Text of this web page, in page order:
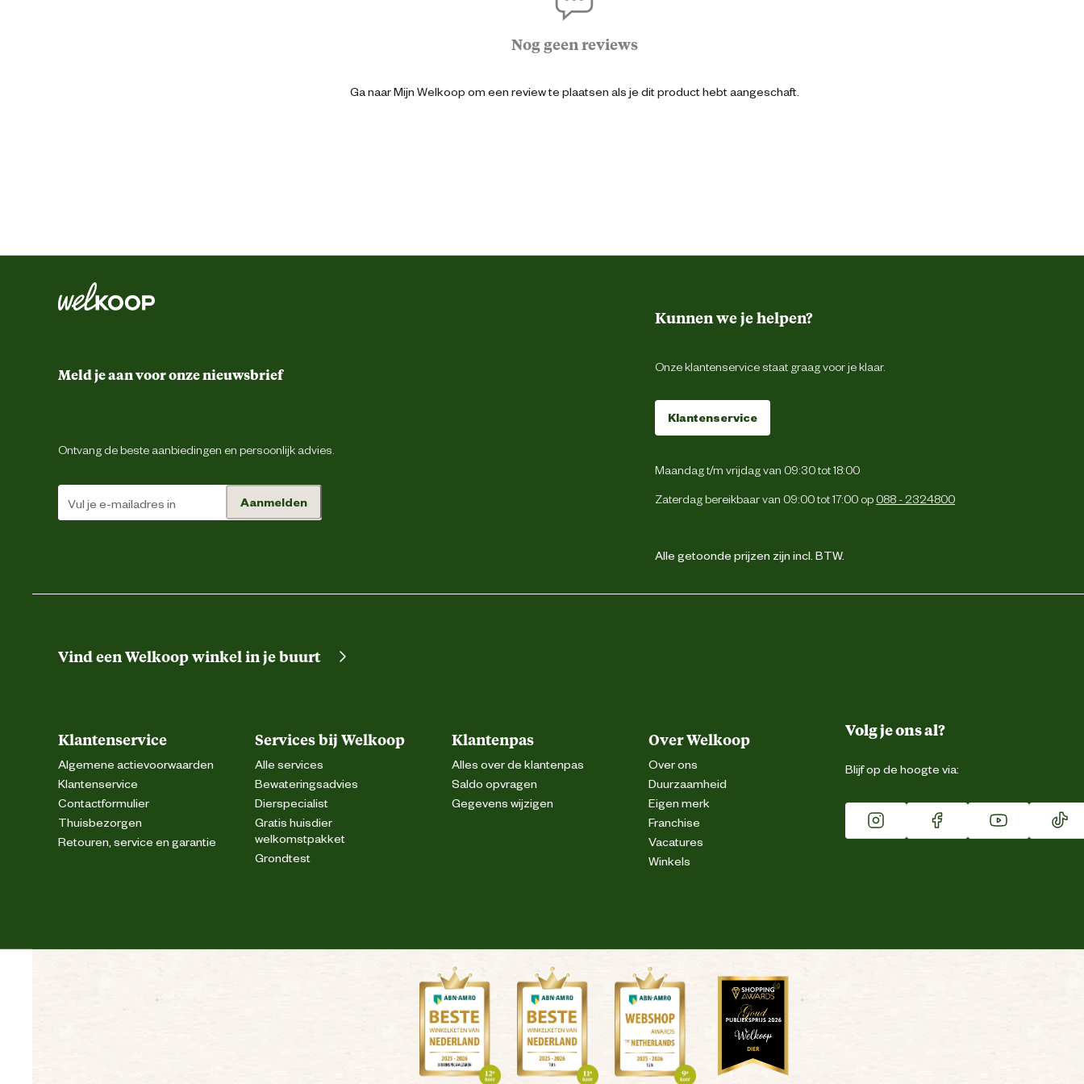
Artikel diepte
Kleur detail
Lengte
Nog geen reviews
Ga naar Mijn Welkoop om een review te plaatsen als je dit product hebt aangeschaft.
Meld je aan voor onze nieuwsbrief
Ontvang de beste aanbiedingen en persoonlijk advies.
Aanmelden
Kunnen we je helpen?
Onze klantenservice staat graag voor je klaar.
Klantenservice
Maandag t/m vrijdag van 09:30 tot 18:00
Zaterdag bereikbaar van 09:00 tot 17:00 op 088 - 2324800
Alle getoonde prijzen zijn incl. BTW.
Vind een Welkoop winkel in je buurt
Klantenservice
Algemene actievoorwaarden
Klantenservice
Contactformulier
Thuisbezorgen
Retouren, service en garantie
Services bij Welkoop
Alle services
Bewateringsadvies
Dierspecialist
Gratis huisdier
welkomstpakket
Grondtest
Klantenpas
Alles over de klantenpas
Saldo opvragen
Gegevens wijzigen
Over Welkoop
Over ons
Duurzaamheid
Eigen merk
Franchise
Vacatures
Winkels
Volg je ons al?
Blijf op de hoogte via: